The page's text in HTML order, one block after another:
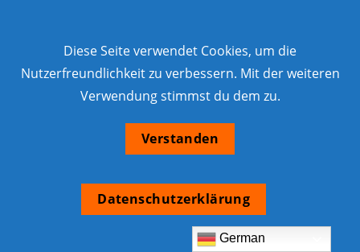
Diese Seite verwendet Cookies, um die
Nutzerfreundlichkeit zu verbessern. Mit der weiteren
Verwendung stimmst du dem zu.
Verstanden
Datenschutzerklärung
German